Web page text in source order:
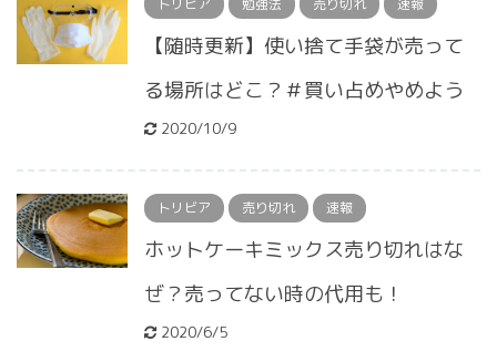
トリビア 勉強法 売り切れ 速報
【随時更新】使い捨て手袋が売って
る場所はどこ？＃買い占めやめよう
2020/10/9
トリビア 売り切れ 速報
ホットケーキミックス売り切れはな
ぜ？売ってない時の代用も！
2020/6/5